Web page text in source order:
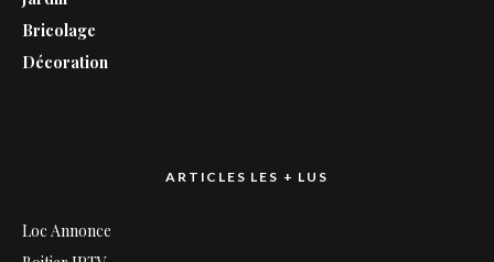
Bricolage
Décoration
ARTICLES LES + LUS
Loc Annonce